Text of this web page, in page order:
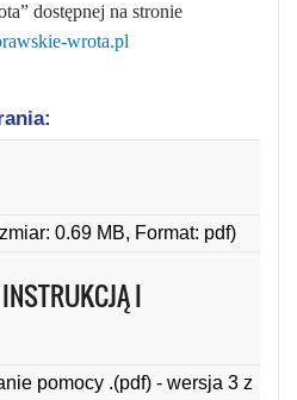
dostępnej na stronie
wrota.pl
0.69 MB, Format: pdf)
I
pomocy .(pdf) - wersja 3 z